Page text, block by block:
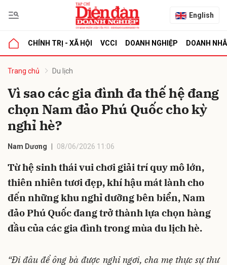
English
CHÍNH TRỊ - XÃ HỘI VCCI DOANH NGHIỆP DOANH
Trang chủ Du lịch
Vì sao các gia đình đa thế hệ đang
chọn Nam đảo Phú Quốc cho kỳ
nghỉ hè?
Nam Dương 08/06/2026 11:06
Từ hệ sinh thái vui chơi giải trí quy mô lớn,
thiên nhiên tươi đẹp, khí hậu mát lành cho
đến những khu nghỉ dưỡng bên biển, Nam
đảo Phú Quốc đang trở thành lựa chọn hàng
đầu của các gia đình trong mùa du lịch hè.
“Đi đâu để ông bà được nghỉ ngơi, cha mẹ thực sự thư
luận
Hủy